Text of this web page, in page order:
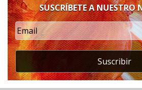
SUSCRÍBETE A NUESTRO
Suscribir